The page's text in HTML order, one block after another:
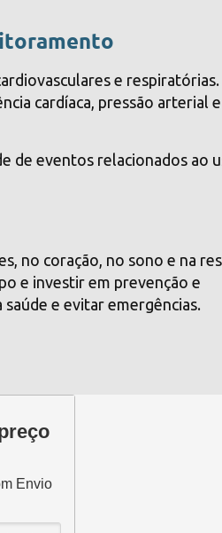
e respiratórias.
cardíaca, pressão arterial e
de eventos relacionados ao
no coração, no sono e na
e investir em prevenção e
e evitar emergências.
Envio